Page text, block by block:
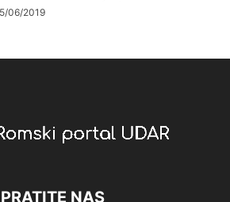
06/2019
PRATITE NAS